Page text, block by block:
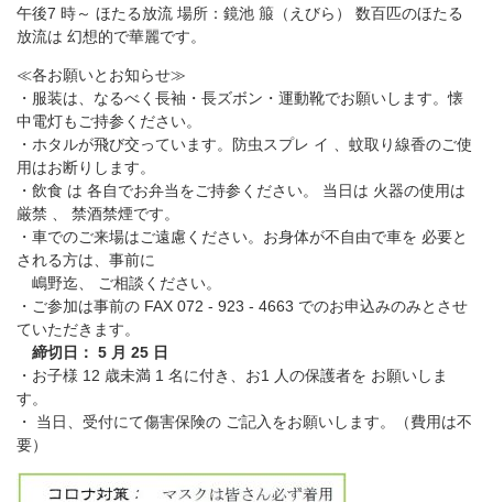
午後7 時～ ほたる放流 場所：鏡池 箙（えびら） 数百匹のほたる
放流は 幻想的で華麗です。
≪各お願いとお知らせ≫
・服装は、なるべく長袖・長ズボン・運動靴でお願いします。懐
中電灯もご持参ください。
・ホタルが飛び交っています。防虫スプレ イ 、蚊取り線香のご使
用はお断りします。
・飲食 は 各自でお弁当をご持参ください。 当日は 火器の使用は
厳禁 、 禁酒禁煙です。
・車でのご来場はご遠慮ください。お身体が不自由で車を 必要と
される方は、事前に
嶋野迄、 ご相談ください。
・ご参加は事前の FAX 072 - 923 - 4663 でのお申込みのみとさせ
ていただきます。
締切日： 5 月 25 日
・お子様 12 歳未満 1 名に付き、お1 人の保護者を お願いしま
す。
・ 当日、受付にて傷害保険の ご記入をお願いします。（費用は不
要）